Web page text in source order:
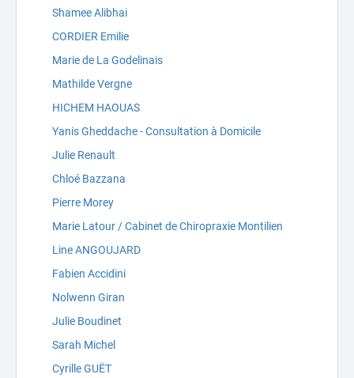
Shamee Alibhai
CORDIER Emilie
Marie de La Godelinais
Mathilde Vergne
HICHEM HAOUAS
Yanis Gheddache - Consultation à Domicile
Julie Renault
Chloé Bazzana
Pierre Morey
Marie Latour / Cabinet de Chiropraxie Montilien
Line ANGOUJARD
Fabien Accidini
Nolwenn Giran
Julie Boudinet
Sarah Michel
Cyrille GUËT